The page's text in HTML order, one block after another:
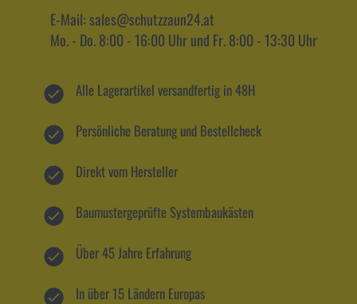
E-Mail: sales@schutzzaun24.at
Mo. - Do. 8:00 - 16:00 Uhr und Fr. 8:00 - 13:30 Uhr
Alle Lagerartikel versandfertig in 48H
Persönliche Beratung und Bestellcheck
Direkt vom Hersteller
Baumustergeprüfte Systembaukästen
Über 45 Jahre Erfahrung
In über 15 Ländern Europas